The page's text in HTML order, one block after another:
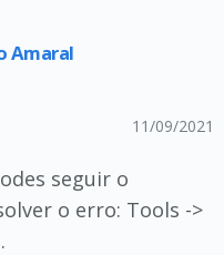
Amaral
11/09/2021
seguir o
o erro: Tools ->